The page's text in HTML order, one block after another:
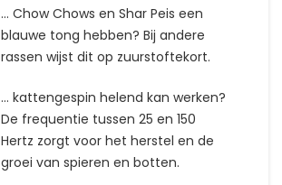
… Chow Chows en Shar Peis een
blauwe tong hebben? Bij andere
rassen wijst dit op zuurstoftekort.
… kattengespin helend kan werken?
De frequentie tussen 25 en 150
Hertz zorgt voor het herstel en de
groei van spieren en botten.